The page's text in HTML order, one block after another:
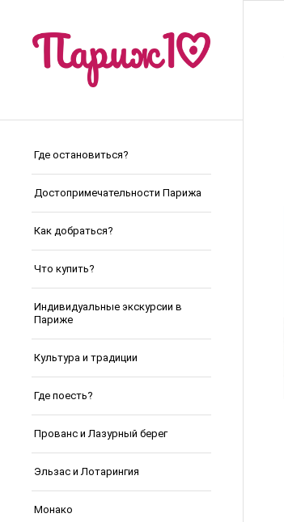
Где остановиться?
Достопримечательности Парижа
Как добраться?
Что купить?
Индивидуальные экскурсии в
Париже
Культура и традиции
Где поесть?
Прованс и Лазурный берег
Эльзас и Лотарингия
Монако